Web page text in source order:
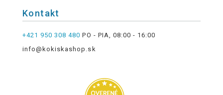
Kontakt
+421 950 308 480 PO - PIA, 08:00 - 16:00
info@kokiskashop.sk